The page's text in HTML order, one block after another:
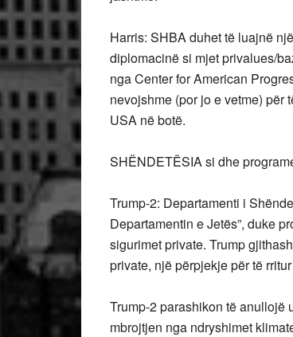
Harris: SHBA duhet të luajnë
diplomacinë si mjet privalues/
nga Center for American
nevojshme (por jo e vetme) për
USA në botë.
SHËNDETËSIA si dhe
Trump-2: Departamenti i
Departamentin e Jetës”, duke
sigurimet private. Trump
private, një përpjekje për të
Trump-2 parashikon të anullojë
mbrojtjen nga ndryshimet